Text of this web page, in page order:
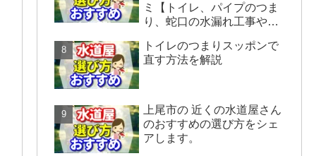
ミ【トイレ、パイプのつま
り、蛇口の水漏れ工事や修
をシェアします】
トイレのつまりスッポンで
直す方法を解説
上尾市の 近くの水道屋さん
のおすすめの選び方をシェ
アします。